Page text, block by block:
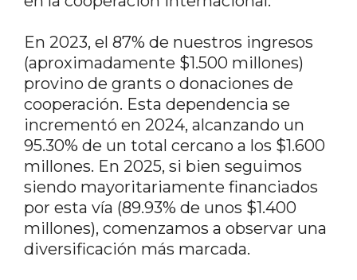
En 2023, el 87% de nuestros ingresos
(aproximadamente $1.500 millones)
provino de grants o donaciones de
cooperación. Esta dependencia se
incrementó en 2024, alcanzando un
95.30% de un total cercano a los $1.600
millones. En 2025, si bien seguimos
siendo mayoritariamente financiados
por esta vía (89.93% de unos $1.400
millones), comenzamos a observar una
diversificación más marcada.